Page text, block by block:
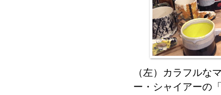
（左）カラフルな
ー・シャイアーの